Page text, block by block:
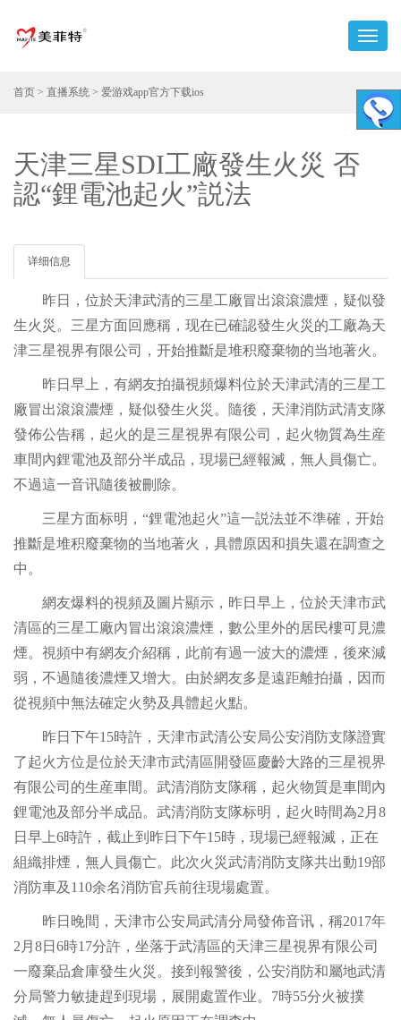
首页 > 直播系统 > 爱游戏app官方下载ios
天津三星SDI工廠發生火災 否
認“鋰電池起火”説法
详细信息
昨日，位於天津武清的三星工廠冒出滾滾濃煙，疑似發
生火災。三星方面回應稱，现在已確認發生火災的工廠為天
津三星視界有限公司，开始推斷是堆积廢棄物的当地著火。
昨日早上，有網友拍攝視頻爆料位於天津武清的三星工
廠冒出滾滾濃煙，疑似發生火災。隨後，天津消防武清支隊
發佈公告稱，起火的是三星視界有限公司，起火物質為生産
車間內鋰電池及部分半成品，現場已經報滅，無人員傷亡。
不過這一音讯隨後被刪除。
三星方面标明，“鋰電池起火”這一説法並不準確，开始
推斷是堆积廢棄物的当地著火，具體原因和損失還在調查之
中。
網友爆料的視頻及圖片顯示，昨日早上，位於天津市武
清區的三星工廠內冒出滾滾濃煙，數公里外的居民樓可見濃
煙。視頻中有網友介紹稱，此前有過一波大的濃煙，後來減
弱，不過隨後濃煙又增大。由於網友多是遠距離拍攝，因而
從視頻中無法確定火勢及具體起火點。
昨日下午15時許，天津市武清公安局公安消防支隊證實
了起火方位是位於天津市武清區開發區慶齡大路的三星視界
有限公司的生産車間。武清消防支隊稱，起火物質是車間內
鋰電池及部分半成品。武清消防支隊标明，起火時間為2月8
日早上6時許，截止到昨日下午15時，現場已經報滅，正在
組織排煙，無人員傷亡。此次火災武清消防支隊共出動19部
消防車及110余名消防官兵前往現場處置。
昨日晚間，天津市公安局武清分局發佈音讯，稱2017年
2月8日6時17分許，坐落于武清區的天津三星視界有限公司
一廢棄品倉庫發生火災。接到報警後，公安消防和屬地武清
分局警力敏捷趕到現場，展開處置作业。7時55分火被撲